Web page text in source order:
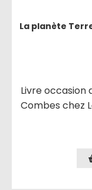
La planète
Livre occasion
Combes chez